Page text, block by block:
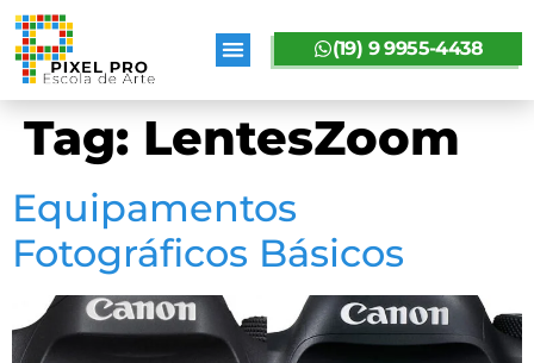
(19) 9 9955-4438
Tag: LentesZoom
Equipamentos
Fotográficos Básicos